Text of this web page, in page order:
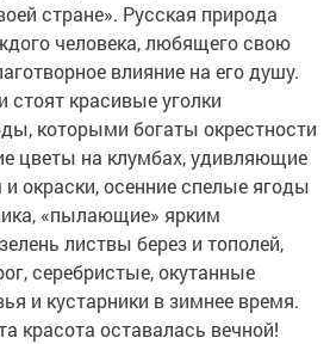
стране». Русская природа
человека, любящего свою
влияние на его душу.
красивые уголки
которыми богаты окрестности
цветы на клумбах, удивляющие
окраски, осенние спелые ягоды
«пылающие» ярким
листвы берез и тополей,
серебристые, окутанные
и кустарники в зимнее время.
красота оставалась вечной!